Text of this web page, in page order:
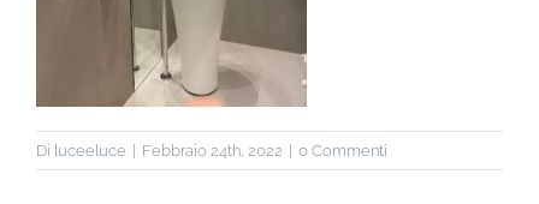
Di luceeluce Febbraio 24th, 2022 0 Commenti